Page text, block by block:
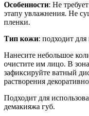
Особенности: Не
этапу увлажнения. Не
пленки.
Тип кожи: подходит
Нанесите небольшое
очистите им лицо. В
зафиксируйте ватный
растворения
Подходит для
демакияжа губ.